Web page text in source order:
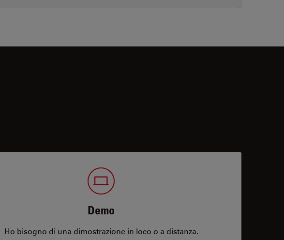
Demo
Ho bisogno di una dimostrazione in loco o a distanza.